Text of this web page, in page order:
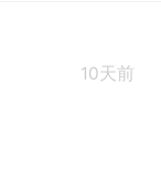
10天前